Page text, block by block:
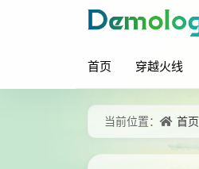
首页 穿越火线
当前位置： 首页